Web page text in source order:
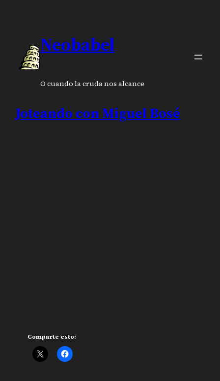
Neobabel
O cuando la cruda nos alcance
Joteando con Miguel Bosé
Comparte esto: